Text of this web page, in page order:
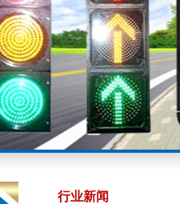
行业新闻